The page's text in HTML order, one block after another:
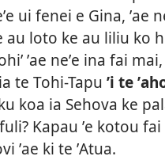
ui fenei e Gina, ʼae
au loto ke au liliu ko
ʼae neʼe ina fai
te Tohi-Tapu ʼi te
koa ia Sehova ke
fuli? Kapau ʼe kotou
ʼae ki te ʼAtua.